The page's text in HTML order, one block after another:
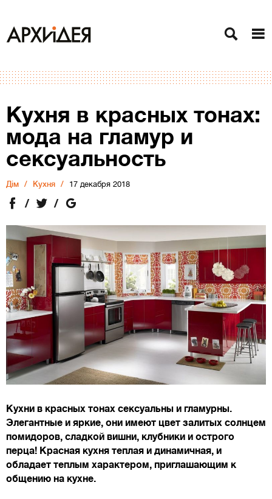
Кухня в красных тонах:
мода на гламур и
сексуальность
Дiм Кухня 17 декабря 2018
Кухни в красных тонах сексуальны и гламурны.
Элегантные и яркие, они имеют цвет залитых солнцем
помидоров, сладкой вишни, клубники и острого
перца! Красная кухня теплая и динамичная, и
обладает теплым характером, приглашающим к
общению на кухне.